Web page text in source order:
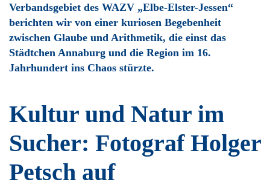
Verbandsgebiet des WAZV „Elbe-Elster-Jessen“
berichten wir von einer kuriosen Begebenheit
zwischen Glaube und Arithmetik, die einst das
Städtchen Annaburg und die Region im 16.
Jahrhundert ins Chaos stürzte.
Kultur und Natur im
Sucher: Fotograf Holger
Petsch auf